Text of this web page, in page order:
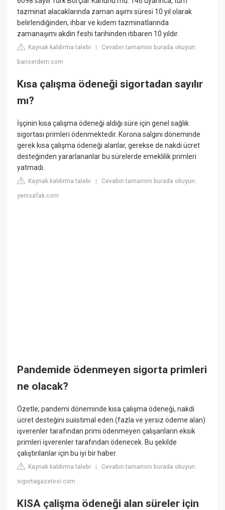
tazminat alacaklarında zaman aşımı süresi 10 yıl olarak
belirlendiğinden, ihbar ve kıdem tazminatlarında
zamanaşımı akdin feshi tarihinden itibaren 10 yıldır.
Kaynak kaldırma talebi |Cevabın tamamını burada okuyun:
bariserdem.com
Kısa çalışma ödeneği sigortadan sayılır
mı?
İşçinin kısa çalışma ödeneği aldığı süre için genel sağlık
sigortası primleri ödenmektedir. Korona salgını döneminde
gerek kısa çalışma ödeneği alanlar, gerekse de nakdi ücret
desteğinden yararlananlar bu sürelerde emeklilik primleri
yatmadı.
Kaynak kaldırma talebi |Cevabın tamamını burada okuyun:
yenisafak.com
Pandemide ödenmeyen sigorta primleri
ne olacak?
Özetle; pandemi döneminde kısa çalışma ödeneği, nakdi
ücret desteğini suiistimal eden (fazla ve yersiz ödeme alan)
işverenler tarafından primi ödenmeyen çalışanların eksik
primleri işverenler tarafından ödenecek. Bu şekilde
çalıştırılanlar için bu iyi bir haber.
Kaynak kaldırma talebi |Cevabın tamamını burada okuyun:
sigortagazetesi.com
KISA çalişma ödeneği alan süreler için